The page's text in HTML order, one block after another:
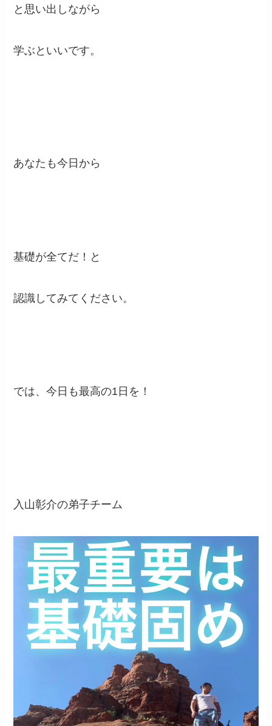
と思い出しながら
学ぶといいです。
あなたも今日から
基礎が全てだ！と
認識してみてください。
では、今日も最高の1日を！
入山彰介の弟子チーム